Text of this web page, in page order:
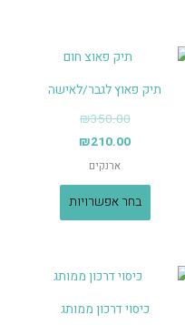
תיק פאוץ לגבר/לאישה
₪350.00
₪210.00
ארנקים
בחר אפשרויות
כיסוי דרכון ממותג